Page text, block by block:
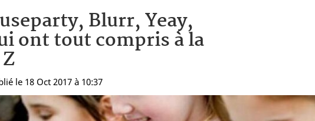
Blurr, Yeay,
ont tout compris à la
le 18 Oct 2017 à 10:37